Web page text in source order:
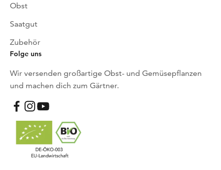
Obst
Saatgut
Zubehör
Folge uns
Wir versenden großartige Obst- und Gemüsepflanzen
und machen dich zum Gärtner.